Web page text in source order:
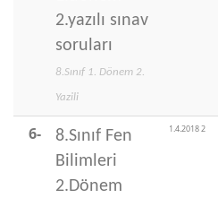
2.yazılı sınav
soruları
8.Sınıf 1. Dönem 2.
Yazili
6-
8.Sınıf Fen
Bilimleri
2.Dönem
1.4.2018 2